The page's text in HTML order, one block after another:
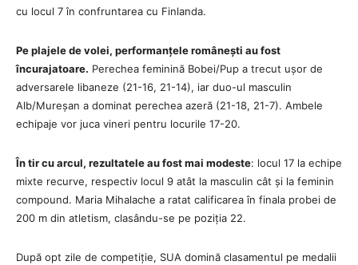
cu locul 7 în confruntarea cu Finlanda.
Pe plajele de volei, performanțele românești au fost
încurajatoare. Perechea feminină Bobei/Pup a trecut ușor de
adversarele libaneze (21-16, 21-14), iar duo-ul masculin
Alb/Mureșan a dominat perechea azeră (21-18, 21-7). Ambele
echipaje vor juca vineri pentru locurile 17-20.
În tir cu arcul, rezultatele au fost mai modeste: locul 17 la echipe
mixte recurve, respectiv locul 9 atât la masculin cât și la feminin
compound. Maria Mihalache a ratat calificarea în finala probei de
200 m din atletism, clasându-se pe poziția 22.
După opt zile de competiție, SUA domină clasamentul pe medalii